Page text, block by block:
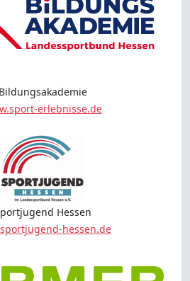
Bildungsakademie
erlebnisse.de
Hessen
hessen.de